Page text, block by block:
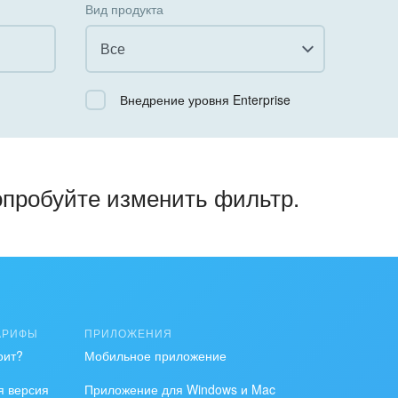
Вид продукта
Все
ВсеВнедрение уровня Enterprise
изменить фильтр.
версия
ПРИЛОЖЕНИЯ
Мобильное приложение
Приложение для Windows и Mac